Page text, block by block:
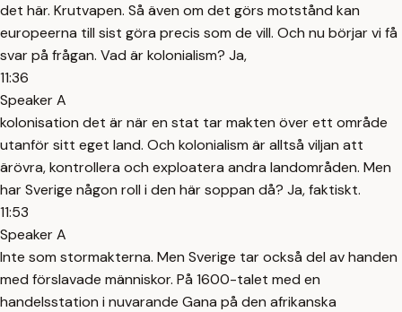
det här. Krutvapen. Så även om det görs motstånd kan
europeerna till sist göra precis som de vill. Och nu börjar vi få
svar på frågan. Vad är kolonialism? Ja,
11:36
Speaker A
kolonisation det är när en stat tar makten över ett område
utanför sitt eget land. Och kolonialism är alltså viljan att
ärövra, kontrollera och exploatera andra landområden. Men
har Sverige någon roll i den här soppan då? Ja, faktiskt.
11:53
Speaker A
Inte som stormakterna. Men Sverige tar också del av handen
med förslavade människor. På 1600-talet med en
handelsstation i nuvarande Gana på den afrikanska